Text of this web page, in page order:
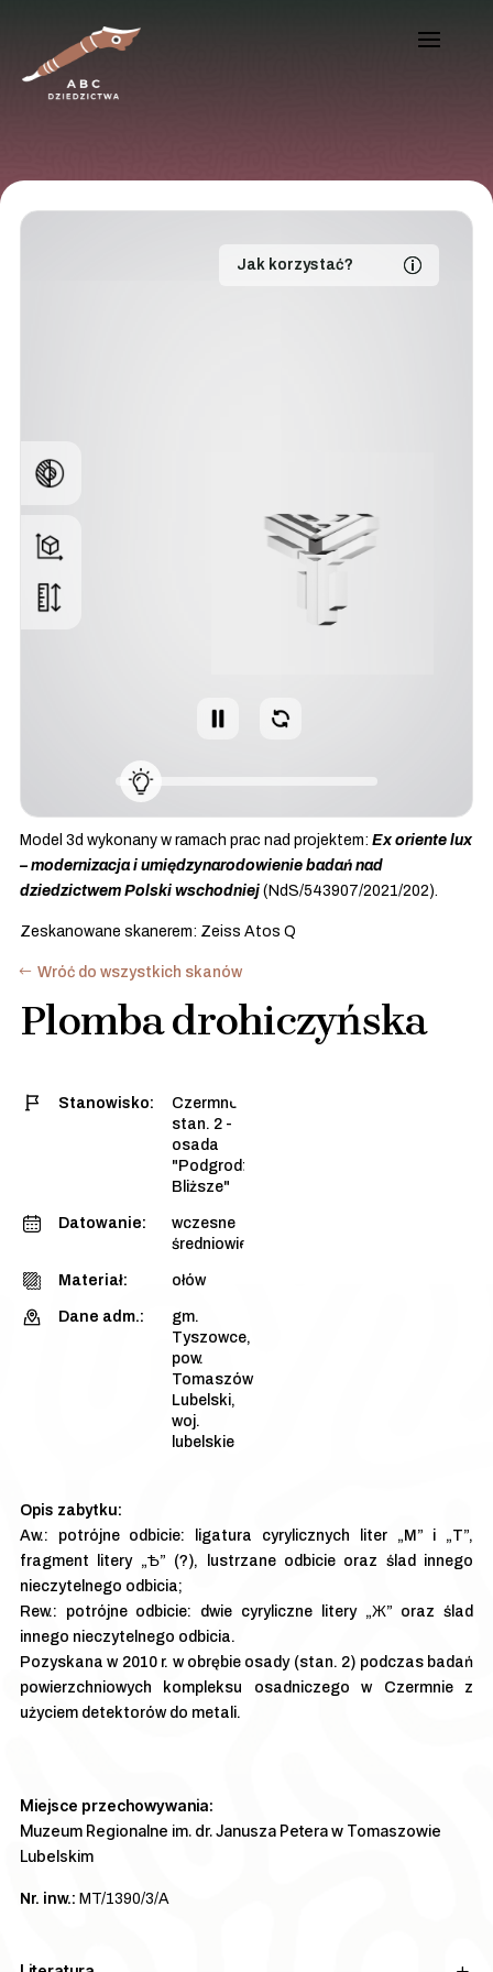
Jak korzystać?
Model 3d wykonany w ramach prac nad projektem: Ex oriente lux
– modernizacja i umiędzynarodowienie badań nad
dziedzictwem Polski wschodniej (NdS/543907/2021/202).
Zeskanowane skanerem: Zeiss Atos Q
Wróć do wszystkich skanów
Plomba drohiczyńska
Stanowisko:
Czermno,
stan. 2 -
osada
"Podgrodzie
Bliższe"
Datowanie:
wczesne
średniowiecze
Materiał: ołów
Dane adm.:
gm.
Tyszowce,
pow.
Tomaszów
Lubelski,
woj.
lubelskie
Aw.: potrójne odbicie: ligatura cyrylicznych liter „M” i „T”,
fragment litery „Ѣ” (?), lustrzane odbicie oraz ślad innego
nieczytelnego odbicia;
Rew.: potrójne odbicie: dwie cyryliczne litery „Ж” oraz ślad
innego nieczytelnego odbicia.
Pozyskana w 2010 r. w obrębie osady (stan. 2) podczas badań
powierzchniowych kompleksu osadniczego w Czermnie z
użyciem detektorów do metali.
Miejsce przechowywania:
Muzeum Regionalne im. dr. Janusza Petera w Tomaszowie
Lubelskim
Nr. inw.: MT/1390/3/A